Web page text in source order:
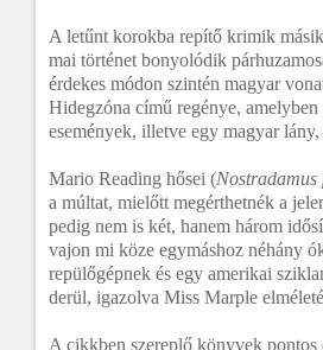
A letűnt korokba repítő krimik
mai történet bonyolódik
érdekes módon szintén magyar
Hidegzóna című regénye,
események, illetve egy magyar
Mario Reading hősei (
a múltat, mielőtt megérthetnék a
pedig nem is két, hanem három
vajon mi köze egymáshoz néhány
repülőgépnek és egy amerikai
derül, igazolva Miss Marple
A cikkben szereplő könyvek pontos